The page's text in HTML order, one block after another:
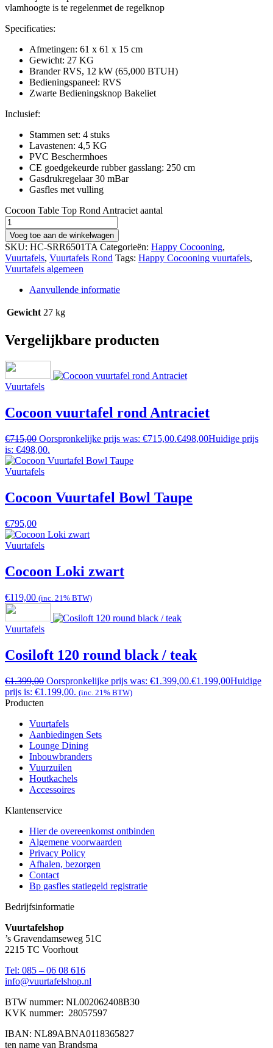
vlamhoogte is te regelenmet de regelknop
Specificaties:
Afmetingen: 61 x 61 x 15 cm
Gewicht: 27 KG
Brander RVS, 12 kW (65,000 BTUH)
Bedieningspaneel: RVS
Zwarte Bedieningsknop Bakeliet
Inclusief:
Stammen set: 4 stuks
Lavastenen: 4,5 KG
PVC Beschermhoes
CE goedgekeurde rubber gasslang: 250 cm
Gasdrukregelaar 30 mBar
Gasfles met vulling
Cocoon Table Top Rond Antraciet aantal
Voeg toe aan de winkelwagen
SKU: HC-SRR6501TA Categorieën: Happy Cocooning,
Vuurtafels, Vuurtafels Rond Tags: Happy Cocooning vuurtafels,
Vuurtafels algemeen
Aanvullende informatie
Gewicht 27 kg
Vergelijkbare producten
Vuurtafels
Cocoon vuurtafel rond Antraciet
€715,00 Oorspronkelijke prijs was: €715,00.€498,00Huidige prijs
is: €498,00.
Vuurtafels
Cocoon Vuurtafel Bowl Taupe
€795,00
Vuurtafels
Cocoon Loki zwart
€119,00 (inc. 21% BTW)
Vuurtafels
Cosiloft 120 round black / teak
€1.399,00 Oorspronkelijke prijs was: €1.399,00.€1.199,00Huidige
prijs is: €1.199,00. (inc. 21% BTW)
Producten
Vuurtafels
Aanbiedingen Sets
Lounge Dining
Inbouwbranders
Vuurzuilen
Houtkachels
Accessoires
Klantenservice
Hier de overeenkomst ontbinden
Algemene voorwaarden
Privacy Policy
Afhalen, bezorgen
Contact
Bp gasfles statiegeld registratie
Bedrijfsinformatie
Vuurtafelshop
’s Gravendamseweg 51C
2215 TC Voorhout
Tel: 085 – 06 08 616
info@vuurtafelshop.nl
BTW nummer: NL002062408B30
KVK nummer: 28057597
IBAN: NL89ABNA0118365827
ten name van Brandsma